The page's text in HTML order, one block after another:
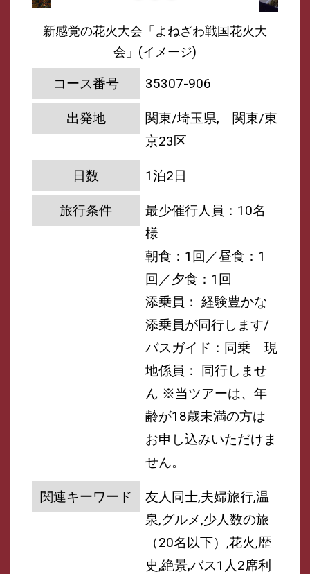
新感覚の花火大会「よねざわ戦国花火大
会」(イメージ)
コース番号 35307-906
出発地
関東/埼玉県, 関東/東
京23区
日数 1泊2日
旅行条件
最少催行人員：10名
様
朝食：1回／昼食：1
回／夕食：1回
添乗員： 経験豊かな
添乗員が同行します/
バスガイド：同乗
現
地係員： 同行しませ
ん ※当ツアーは、年
齢が18歳未満の方は
お申し込みいただけま
せん。
関連キーワード
友人同士,夫婦旅行,温
泉,グルメ,少人数の旅
（20名以下）,花火,歴
史,絶景,バス1人2席利